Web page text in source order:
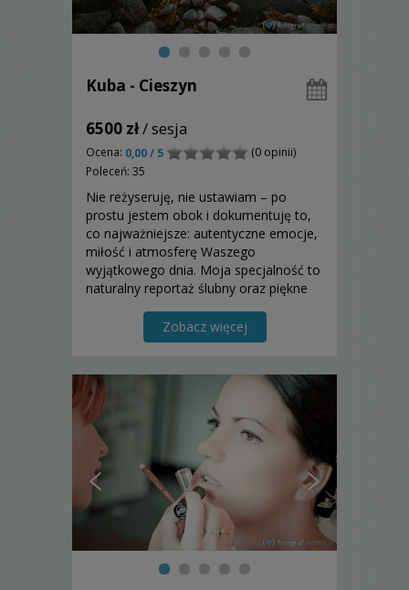
Kuba - Cieszyn
6500 zł/ sesja
Ocena: 0,00 / 5
(0 opinii)
Poleceń: 35
Nie reżyseruję, nie ustawiam – po
prostu jestem obok i dokumentuję to,
co najważniejsze: autentyczne emocje,
miłość i atmosferę Waszego
wyjątkowego dnia. Moja specjalność to
naturalny reportaż ślubny oraz piękne
górach). 20 lat doświadczenia w
fotografii i ponad 200 reportaży
Zobacz więcej